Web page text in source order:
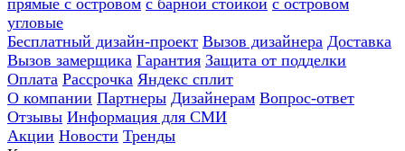
прямые с островом с барной стойкой с островом
угловые
Бесплатный дизайн-проект Вызов дизайнера Доставка
Вызов замерщика Гарантия Защита от подделки
Оплата Рассрочка Яндекс сплит
О компании Партнеры Дизайнерам Вопрос-ответ
Отзывы Информация для СМИ
Акции Новости Тренды